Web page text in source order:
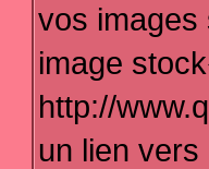
vos
image
http://
un lien